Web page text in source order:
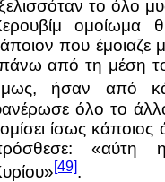
το όλο
ομοίωμα
που έμοιαζε
από τη μέση
ήσαν από
όλο το
ίσως κάποιος
«αύτη
[49].